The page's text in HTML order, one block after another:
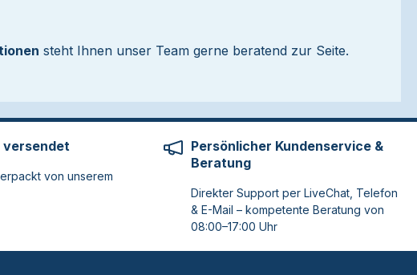
steht Ihnen unser Team gerne beratend zur Seite.
versendet
von unserem
Persönlicher Kundenservice &
Beratung
Direkter Support per LiveChat, Telefon
& E-Mail – kompetente Beratung von
08:00–17:00 Uhr